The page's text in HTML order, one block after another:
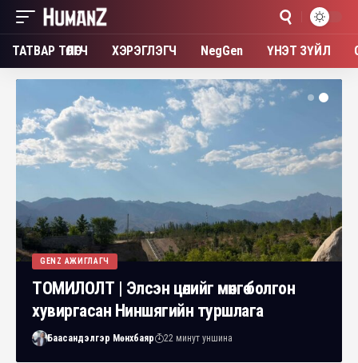
ТАТВАР ТӨЛӨГЧ ХЭРЭГЛЭГЧ NegGen ҮНЭТ ЗҮЙЛ
GENZ АЖИГЛАГЧ
ТОМИЛОЛТ | Элсэн цөлийг мөнгө болгон
хувиргасан Ниншягийн туршлага
Баасандэлгэр Мөнхбаяр 22 минут уншина